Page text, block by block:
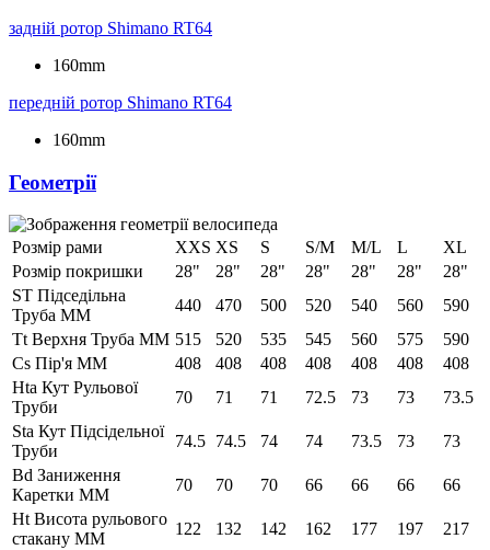
задній ротор Shimano RT64
160mm
передній ротор Shimano RT64
160mm
Геометрії
Розмір рами XXS XS S S/M M/L L
XL
Розмір покришки
28" 28" 28" 28" 28" 28"
28"
ST Підседільна
Труба ММ
440 470 500 520 540 560
590
Tt Верхня Труба ММ 515 520 535 545 560 575
590
Cs Пір'я ММ
408 408 408 408 408 408
408
Hta Кут Рульової
Труби
70 71 71 72.5 73 73
73.5
Sta Кут Підсідельної
Труби
74.5 74.5 74 74 73.5 73
73
Bd Заниження
Каретки ММ
70 70 70 66 66 66
66
Ht Висота рульового
стакану ММ
122 132 142 162 177 197
217